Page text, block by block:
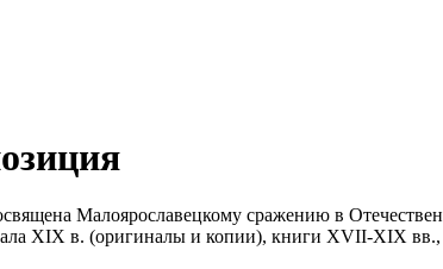
Малоярославецкому сражению в
XIX в. (оригиналы и копии), книги XVII-XIX вв.,